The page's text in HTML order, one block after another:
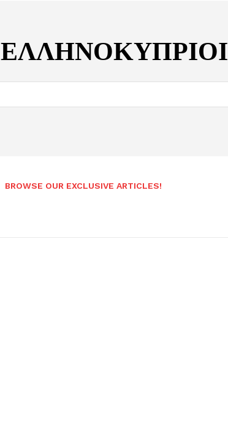
ΕΛΛΗΝΟΚΥΠΡΙΟΙ
BROWSE OUR EXCLUSIVE ARTICLES!